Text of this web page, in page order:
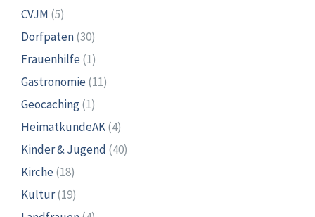
CVJM (5)
Dorfpaten(30)
Frauenhilfe(1)
Gastronomie(11)
Geocaching(1)
HeimatkundeAK(4)
Kinder & Jugend (40)
Kirche(18)
Kultur(19)